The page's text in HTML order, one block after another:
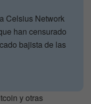
Celsius Network
han censurado
bajista de las
y otras